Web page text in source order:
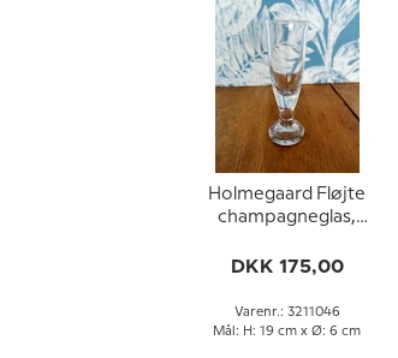
Holmegaard Fløjte
champagneglas,
DKK 175,00
Varenr.: 3211046
Mål: H: 19 cm x Ø: 6 cm